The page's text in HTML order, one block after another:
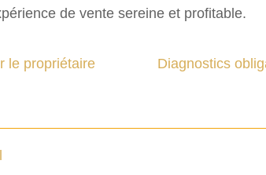
de vente sereine et profitable.
le propriétaire Diagnostics